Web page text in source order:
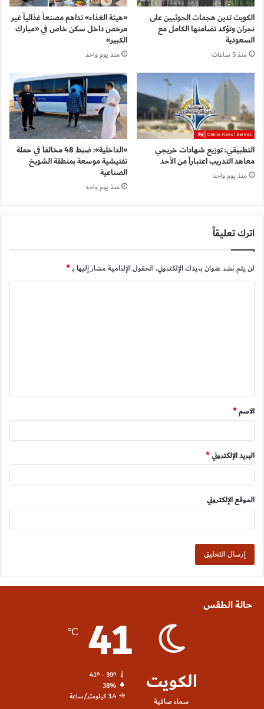
الكويت تدين هجمات الحوثيين على
نجران وتؤكد تضامنها الكامل مع
السعودية
منذ 5 ساعات
«هيئة الغذاء» تداهم مصنعاً غذائياً غير
مرخص داخل سكن خاص في «مبارك
الكبير»
منذ يوم واحد
التطبيقي: توزيع شهادات خريجي
معاهد التدريب اعتباراً من الأحد
منذ يوم واحد
«الداخلية»: ضبط 48 مخالفاً في حملة
تفتيشية موسعة بمنطقة الشويخ
الصناعية
منذ يوم واحد
اترك تعليقاً
لن يتم نشر عنوان بريدك الإلكتروني.الحقول الإلزامية مشار إليها بـ*
ق
*
الاسم*
البريد الإلكتروني*
الموقع الإلكتروني
حالة الطقس
الكويت
سماء صافية
41
℃
41º - 39º
38%
3.4 كيلومتر/ساعة